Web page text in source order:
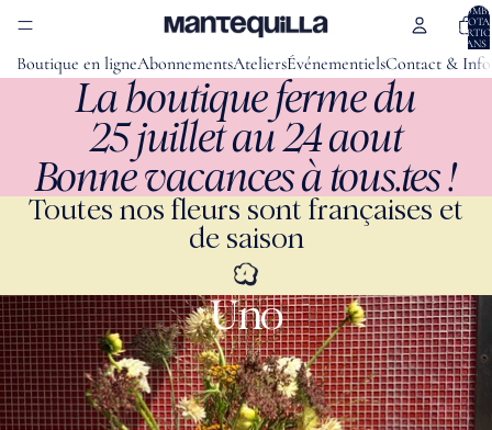
DANS
Boutique en ligneAbonnementsAteliersÉvénementielsContact & Info
La boutique ferme du
25 juillet au 24 aout
Bonne vacances à tous.tes !
Toutes nos fleurs sont françaises et
de saison
Uno